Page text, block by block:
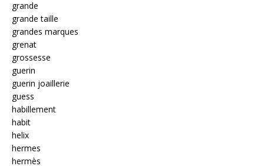
grande
grande taille
grandes marques
grenat
grossesse
guerin
guerin joaillerie
guess
habillement
habit
helix
hermes
hermès